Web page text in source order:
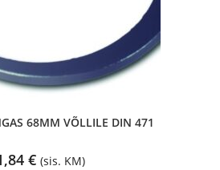
68MM VÕLLILE DIN 471
€ (sis. KM)